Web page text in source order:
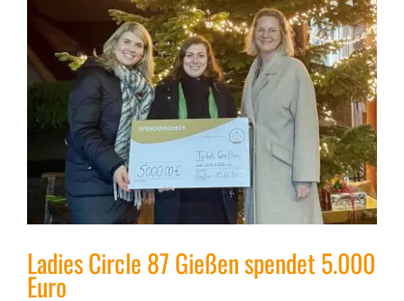
Ladies Circle 87 Gießen spendet 5.000
Euro